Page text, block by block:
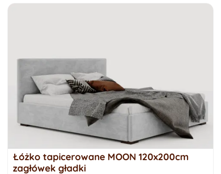
Łóżko tapicerowane MOON 120x200cm
zagłówek gładki